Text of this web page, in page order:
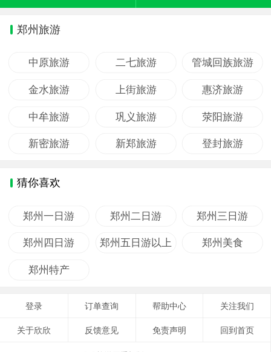
郑州旅游
中原旅游 二七旅游 管城回族旅游
金水旅游 上街旅游 惠济旅游
中牟旅游 巩义旅游 荥阳旅游
新密旅游 新郑旅游 登封旅游
猜你喜欢
郑州一日游 郑州二日游 郑州三日游
郑州四日游 郑州五日游以上 郑州美食
郑州特产
登录 订单查询 帮助中心 关注我们
关于欣欣 反馈意见 免责声明 回到首页